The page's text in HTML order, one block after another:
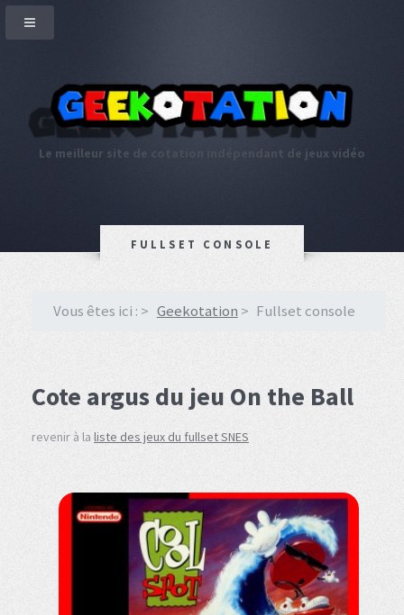
Le meilleur site de cotation indépendant de jeux vidéo
FULLSET CONSOLE
Vous êtes ici : Geekotation Fullset console
Cote argus du jeu On the Ball
revenir à la liste des jeux du fullset SNES